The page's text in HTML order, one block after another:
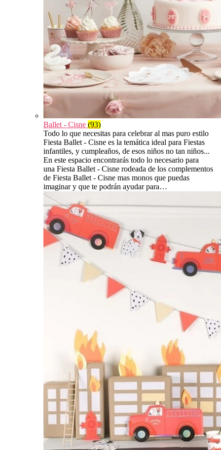
Ballet - Cisne (93)
Todo lo que necesitas para celebrar al mas puro estilo
Fiesta Ballet - Cisne es la temática ideal para Fiestas
infantiles, y cumpleaños, de esos niños no tan niños...
En este espacio encontrarás todo lo necesario para
una Fiesta Ballet - Cisne rodeada de los complementos
de Fiesta Ballet - Cisne mas monos que puedas
imaginar y que te podrán ayudar para…